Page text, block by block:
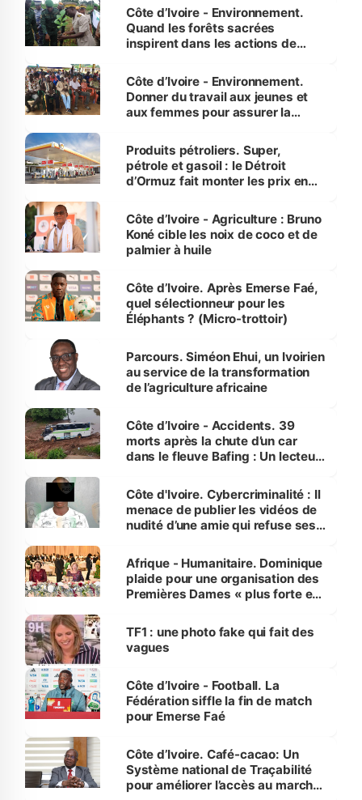
Côte d’Ivoire - Environnement.
Quand les forêts sacrées
inspirent dans les actions de
Côte d’Ivoire - Environnement.
Donner du travail aux jeunes et
aux femmes pour assurer la
menacées
Produits pétroliers. Super,
pétrole et gasoil : le Détroit
d’Ormuz fait monter les prix en
Côte d’Ivoire - Agriculture : Bruno
Koné cible les noix de coco et de
palmier à huile
Côte d’Ivoire. Après Emerse Faé,
quel sélectionneur pour les
Éléphants ? (Micro-trottoir)
Parcours. Siméon Ehui, un Ivoirien
au service de la transformation
de l’agriculture africaine
Côte d’Ivoire - Accidents. 39
morts après la chute d’un car
dans le fleuve Bafing : Un lecteur
des Transports
Côte d'Ivoire. Cybercriminalité : Il
menace de publier les vidéos de
nudité d’une amie qui refuse ses
Afrique - Humanitaire. Dominique
plaide pour une organisation des
Premières Dames « plus forte et
sur la scène internationale »
TF1 : une photo fake qui fait des
vagues
Côte d’Ivoire - Football. La
Fédération siffle la fin de match
pour Emerse Faé
Côte d’Ivoire. Café-cacao: Un
Système national de Traçabilité
pour améliorer l’accès au marché